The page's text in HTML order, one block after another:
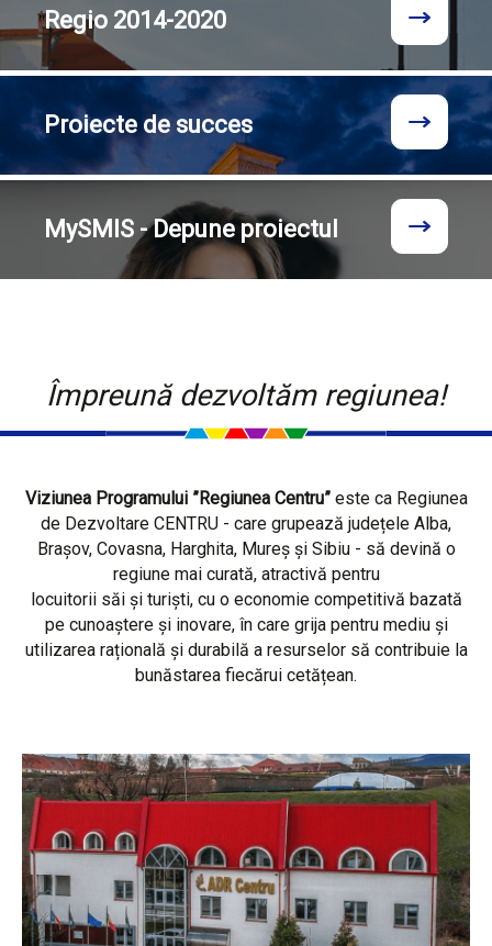
Regio 2014-2020
Proiecte de succes
MySMIS - Depune proiectul
Împreună dezvoltăm regiunea!
Viziunea Programului ”Regiunea Centru”este ca Regiunea
de Dezvoltare CENTRU - care grupează județele Alba,
Brașov, Covasna, Harghita, Mureș și Sibiu - să devină o
regiune mai curată, atractivă pentru
locuitorii săi și turiști, cu o economie competitivă bazată
pe cunoaștere și inovare, în care grija pentru mediu și
utilizarea rațională și durabilă a resurselor să contribuie la
bunăstarea fiecărui cetățean.